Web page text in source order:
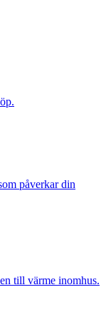
påverkar din
till värme inomhus.